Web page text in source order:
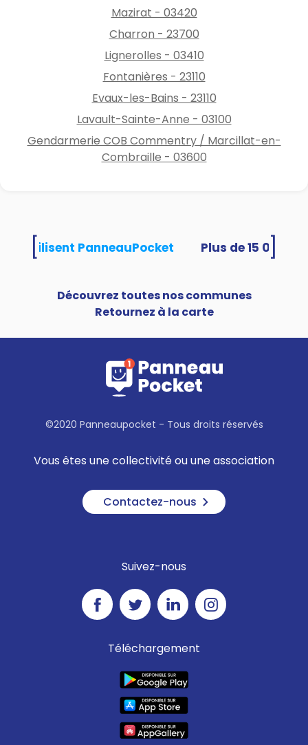
Mazirat - 03420
Charron - 23700
Lignerolles - 03410
Fontanières - 23110
Evaux-les-Bains - 23110
Lavault-Sainte-Anne - 03100
Gendarmerie COB Commentry / Marcillat-en-
Combraille - 03600
utilisent PanneauPocket
Découvrez toutes nos communes
Retournez à la carte
©2020 Panneaupocket - Tous droits réservés
Vous êtes une collectivité ou une association
Contactez-nous
Suivez-nous
Téléchargement